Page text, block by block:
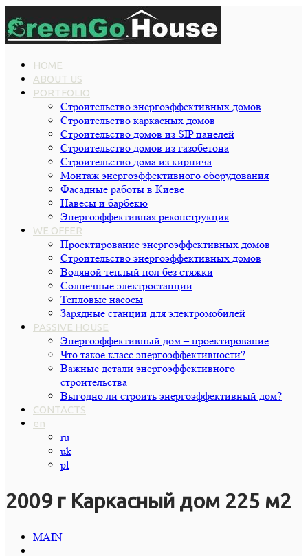
HOME
ABOUT US
PORTFOLIO
Строительство энергоэффективных домов
Строительство каркасных домов
Строительство домов из SIP панелей
Строительство домов из газобетона
Строительство дома из кирпича
Монтаж энергоэффективного оборудования
Фасадные работы в Киеве
Навесы и барбекю
Энергоэффективная реконструкция
WE OFFER
Проектирование энергоэффективных домов
Строительство энергоэффективных домов
Водяной теплый пол без стяжки
Cолнечные электростанции
Тепловые насосы
Зарядные станции для электромобилей
PASSIVE HOUSE
Энергоэффективный дом – проектирование
Что такое класс энергоэффективности?
Важные детали энергоэффективного
строительства
Выгодно ли строить энергоэффективный дом?
CONTACTS
en
ru
uk
pl
2009 г Каркасный дом 225 м2
MAIN